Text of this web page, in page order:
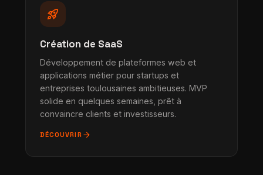
rocket_launch
Création de SaaS
Développement de plateformes web et
applications métier pour startups et
entreprises toulousaines ambitieuses. MVP
solide en quelques semaines, prêt à
convaincre clients et investisseurs.
DÉCOUVRIR arrow_forward